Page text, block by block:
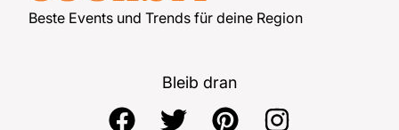
Beste Events und Trends für deine Region
Bleib dran
F
T
P
I